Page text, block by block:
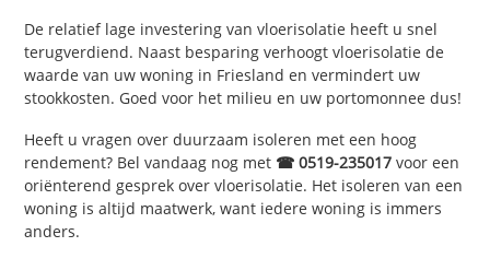
De relatief lage investering van vloerisolatie heeft u snel
terugverdiend. Naast besparing verhoogt vloerisolatie de
waarde van uw woning in Friesland en vermindert uw
stookkosten. Goed voor het milieu en uw portomonnee dus!
Heeft u vragen over duurzaam isoleren met een hoog
rendement? Bel vandaag nog met ☎ 0519-235017 voor een
oriënterend gesprek over vloerisolatie. Het isoleren van een
woning is altijd maatwerk, want iedere woning is immers
anders.